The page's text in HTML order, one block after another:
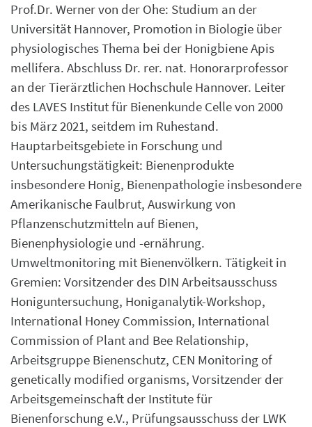
Prof.Dr. Werner von der Ohe: Studium an der
Universität Hannover, Promotion in Biologie über
physiologisches Thema bei der Honigbiene Apis
mellifera. Abschluss Dr. rer. nat. Honorarprofessor
an der Tierärztlichen Hochschule Hannover. Leiter
des LAVES Institut für Bienenkunde Celle von 2000
bis März 2021, seitdem im Ruhestand.
Hauptarbeitsgebiete in Forschung und
Untersuchungstätigkeit: Bienenprodukte
insbesondere Honig, Bienenpathologie insbesondere
Amerikanische Faulbrut, Auswirkung von
Pflanzenschutzmitteln auf Bienen,
Bienenphysiologie und -ernährung.
Umweltmonitoring mit Bienenvölkern. Tätigkeit in
Gremien: Vorsitzender des DIN Arbeitsausschuss
Honiguntersuchung, Honiganalytik-Workshop,
International Honey Commission, International
Commission of Plant and Bee Relationship,
Arbeitsgruppe Bienenschutz, CEN Monitoring of
genetically modified organisms, Vorsitzender der
Arbeitsgemeinschaft der Institute für
Bienenforschung e.V., Prüfungsausschuss der LWK